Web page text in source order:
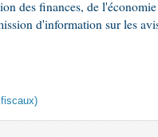
des finances, de
d'information sur les